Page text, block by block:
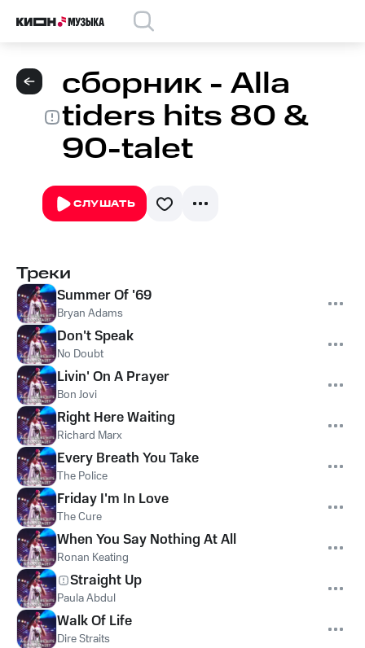
сборник - Alla
tiders hits 80 &
90-talet
СЛУШАТЬ
Треки
Summer Of '69
Bryan Adams
Don't Speak
No Doubt
Livin' On A Prayer
Bon Jovi
Right Here Waiting
Richard Marx
Every Breath You Take
The Police
Friday I'm In Love
The Cure
When You Say Nothing At All
Ronan Keating
Straight Up
Paula Abdul
Walk Of Life
Dire Straits